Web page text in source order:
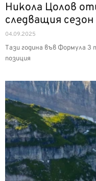
Никола Цолов
следващия сезон
04.09.2025
Тази година във Формула 3
позиция